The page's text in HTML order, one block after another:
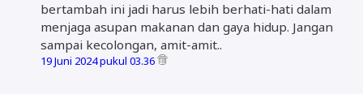
bertambah ini jadi harus lebih berhati-hati dalam
menjaga asupan makanan dan gaya hidup. Jangan
sampai kecolongan, amit-amit..
19 Juni 2024 pukul 03.36